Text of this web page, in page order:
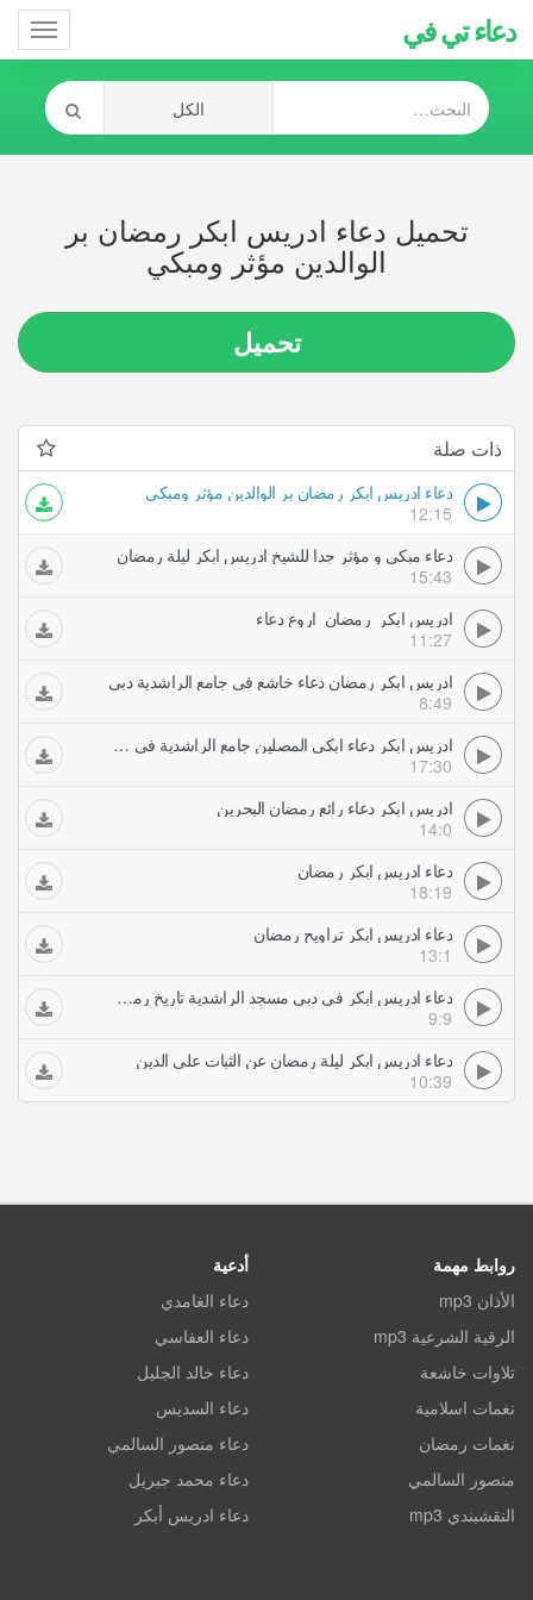
دعاء تي في
تحميل دعاء ادريس ابكر رمضان بر
الوالدين مؤثر ومبكي
تحميل
ذات صلة
دعاء ادريس ابكر رمضان بر الوالدين مؤثر ومبكي
12:15
دعاء مبكي و مؤثر جدا للشيخ ادريس ابكر ليلة رمضان
15:43
ادريس ابكر رمضان اروع دعاء
11:27
ادريس ابكر رمضان دعاء خاشع في جامع الراشدية دبي
8:49
ادريس ابكر دعاء ابكى المصلين جامع الراشدية في دبي رمضان
17:30
ادريس ابكر دعاء رائع رمضان البحرين
14:0
دعاء ادريس ابكر رمضان
18:19
دعاء ادريس ابكر تراويح رمضان
13:1
دعاء ادريس ابكر في دبي مسجد الراشدية تاريخ رمضان
9:9
دعاء ادريس ابكر ليلة رمضان عن الثبات على الدين
10:39
روابط مهمة
الأذان mp3
الرقية الشرعية mp3
تلاوات خاشعة
نغمات اسلامية
نغمات رمضان
منصور السالمي
النقشبندي mp3
أدعية
دعاء الغامدي
دعاء العفاسي
دعاء خالد الجليل
دعاء السديس
دعاء منصور السالمي
دعاء محمد جبريل
دعاء ادريس أبكر